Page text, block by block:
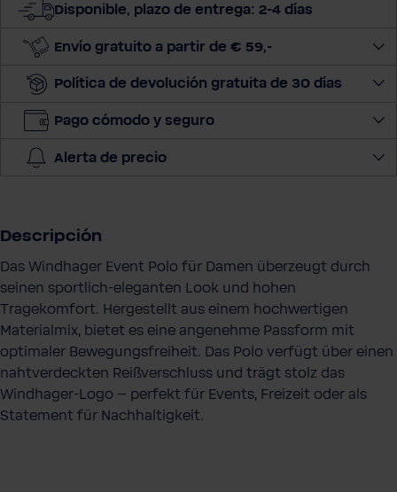
o
a
c
Disponible, plazo de entrega: 2-4 días
Envío gratuito a partir de € 59,-
Política de devolución gratuita de 30 días
Pago cómodo y seguro
Alerta de precio
Descripción
Das Windhager Event Polo für Damen überzeugt durch
seinen sportlich-eleganten Look und hohen
Tragekomfort. Hergestellt aus einem hochwertigen
Materialmix, bietet es eine angenehme Passform mit
optimaler Bewegungsfreiheit. Das Polo verfügt über einen
nahtverdeckten Reißverschluss und trägt stolz das
Windhager-Logo – perfekt für Events, Freizeit oder als
Statement für Nachhaltigkeit.